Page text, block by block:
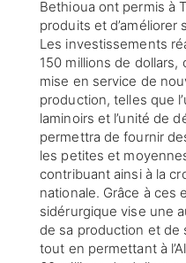
Bethioua ont permis à
produits et d’améliorer
Les investissements
150 millions de
mise en service de
production, telles que
laminoirs et l’unité de
permettra de fournir
les petites et
contribuant ainsi à la
nationale. Grâce à ces
sidérurgique vise une
de sa production et de
tout en permettant à